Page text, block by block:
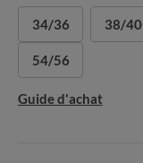
34/36 38/40
54/56
Guide d'achat